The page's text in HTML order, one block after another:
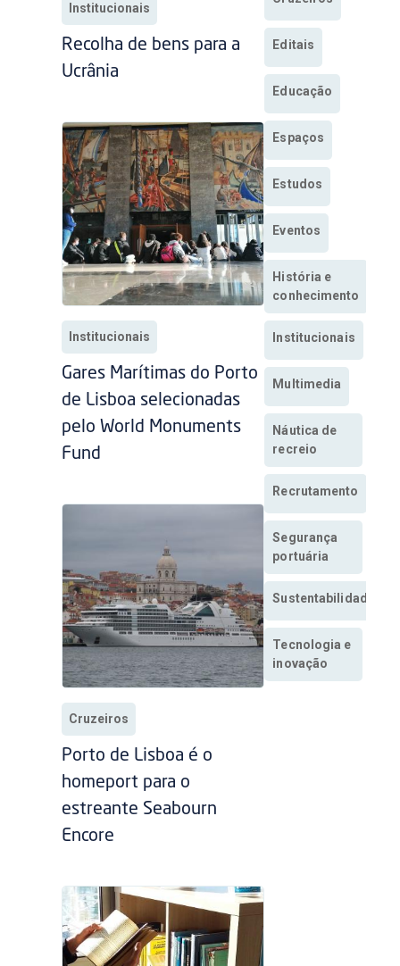
Institucionais
Recolha de bens para a
Ucrânia
Institucionais
Gares Marítimas do Porto
de Lisboa selecionadas
pelo World Monuments
Fund
Cruzeiros
Porto de Lisboa é o
homeport para o
estreante Seabourn
Encore
Editais
Educação
Espaços
Estudos
Eventos
História e
conhecimento
Institucionais
Multimedia
Náutica de
recreio
Recrutamento
Segurança
portuária
Sustentabilidade
Tecnologia e
inovação